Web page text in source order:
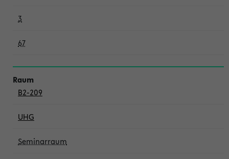
3
67
B2-209
UHG
Seminarraum